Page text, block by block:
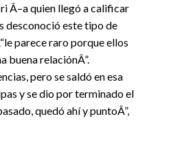
Â–a quien llegó a calificar
desconoció este tipo de
parece raro porque ellos
buena relaciónÂ”.
pero se saldó en esa
y se dio por terminado el
quedó ahí y puntoÂ”,